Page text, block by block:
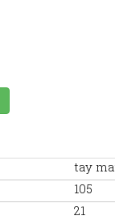
tay
105
21